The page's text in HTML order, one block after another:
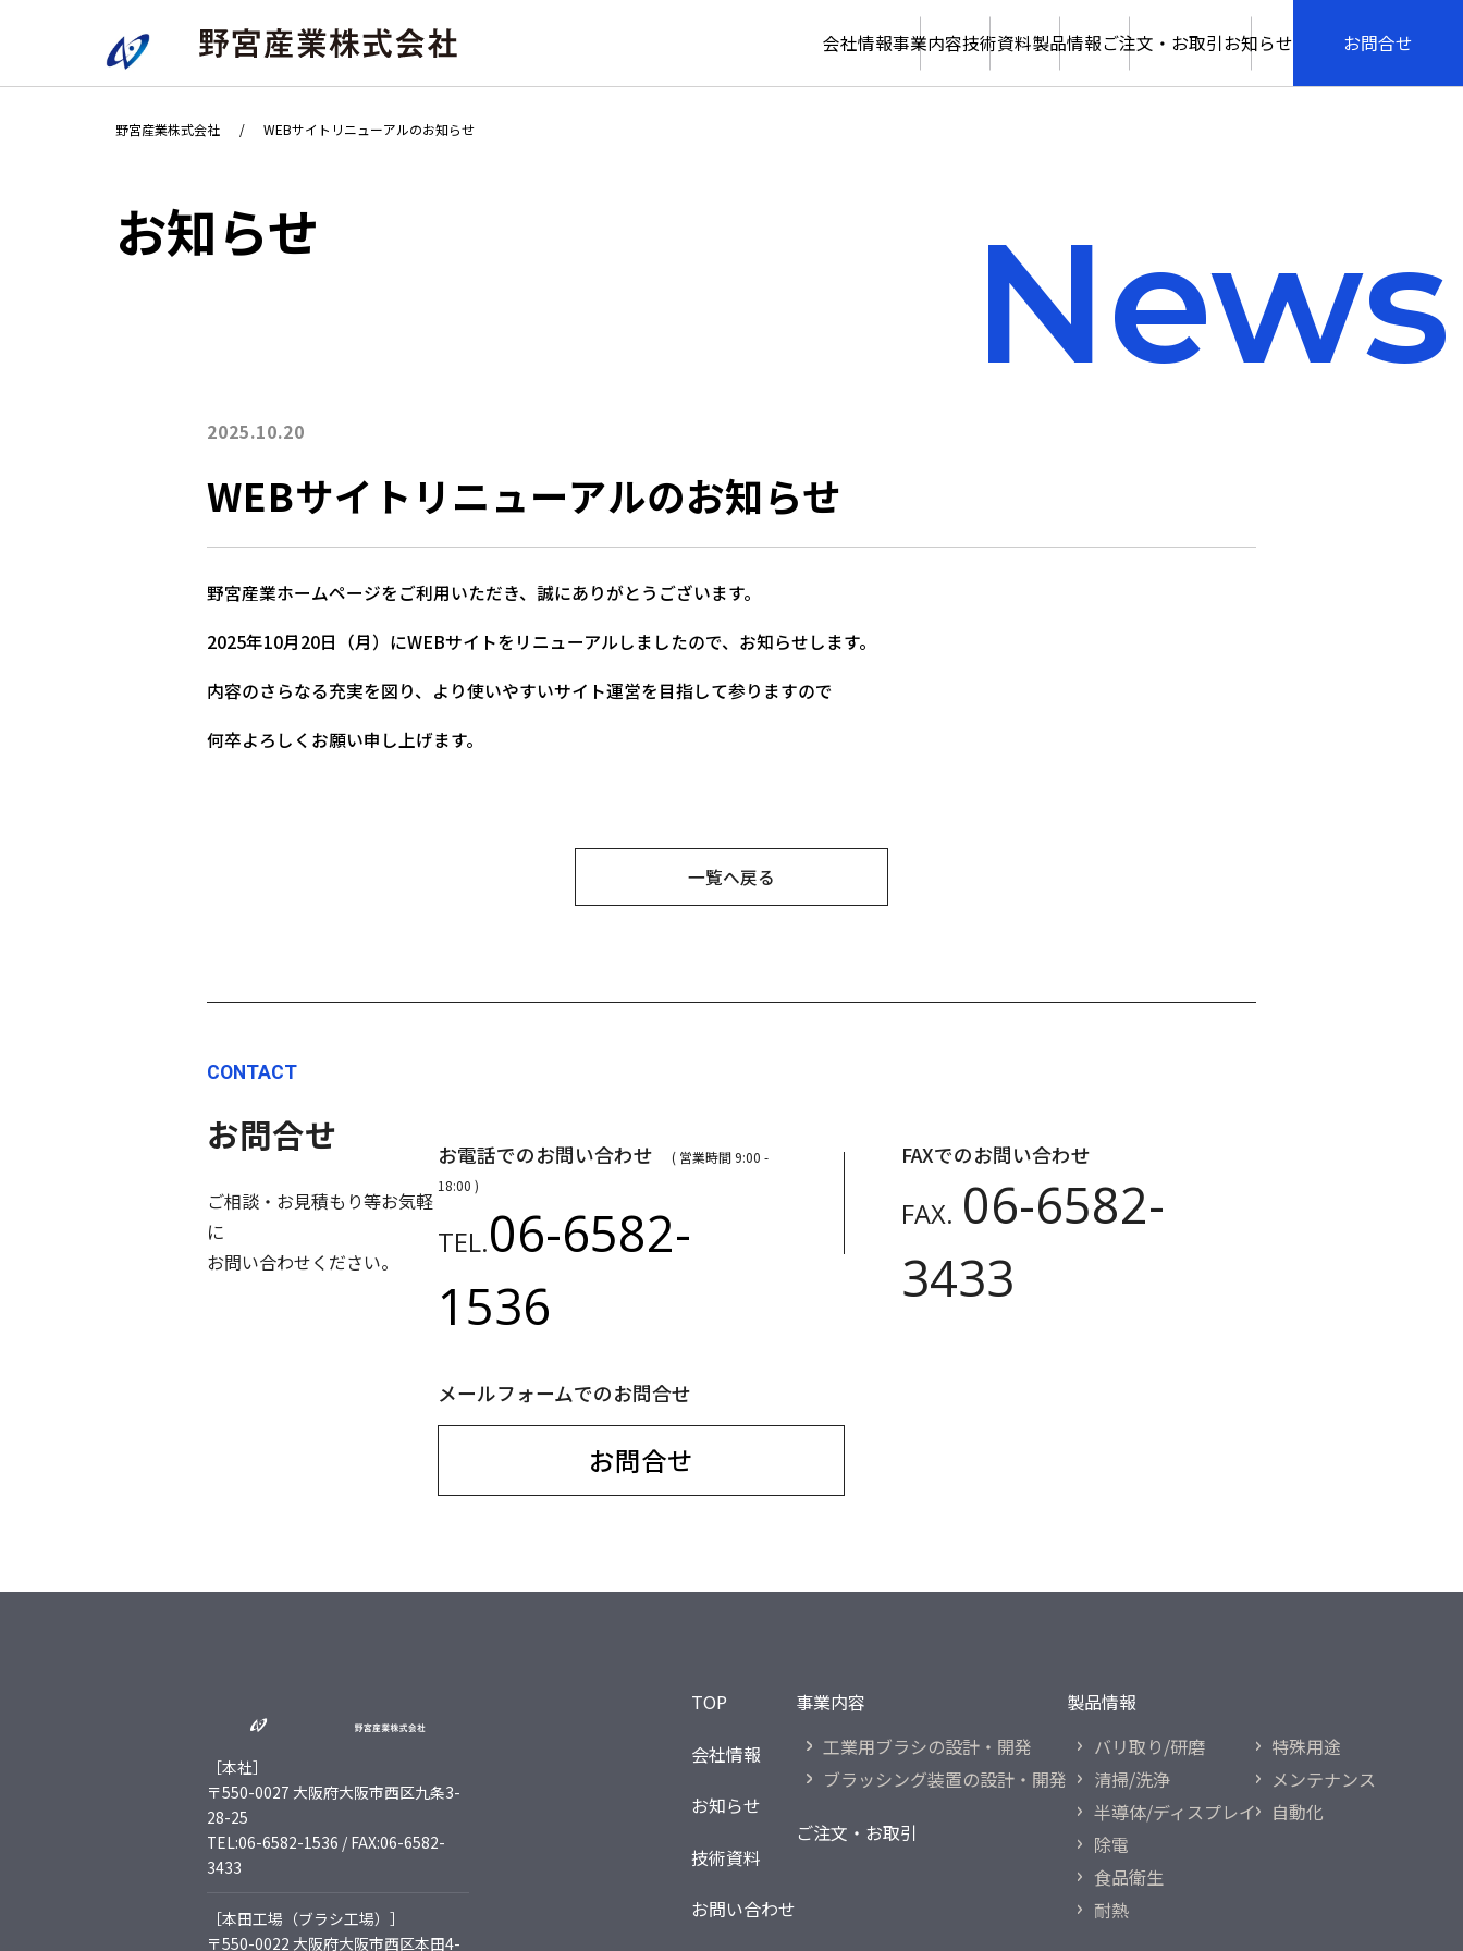
会社情報事業内容技術資料製品情報ご注文・お取引お知らせ お問合せ
野宮産業株式会社 WEBサイトリニューアルのお知らせ
お知らせ News
2025.10.20
WEBサイトリニューアルのお知らせ
野宮産業ホームページをご利用いただき、誠にありがとうございます。
2025年10月20日（月）にWEBサイトをリニューアルしましたので、お知らせします。
内容のさらなる充実を図り、より使いやすいサイト運営を目指して参りますので
何卒よろしくお願い申し上げます。
一覧へ戻る
CONTACT
お問合せ
ご相談・お見積もり等お気軽
に
お問い合わせください。
お電話でのお問い合わせ
( 営業時間 9:00 -
18:00 )
TEL.06-6582-
1536
メールフォームでのお問合せ
お問合せ
FAXでのお問い合わせ
FAX. 06-6582-
3433
［本社］
〒550-0027 大阪府大阪市西区九条3-
28-25
TEL:06-6582-1536 / FAX:06-6582-
3433
［本田工場（ブラシ工場）］
〒550-0022 大阪府大阪市西区本田4-
TOP
会社情報
お知らせ
技術資料
お問い合わせ
事業内容
工業用ブラシの設計・開発
ブラッシング装置の設計・開発
ご注文・お取引
製品情報
バリ取り/研磨
清掃/洗浄
半導体/ディスプレイ
除電
食品衛生
耐熱
特殊用途
メンテナンス
自動化